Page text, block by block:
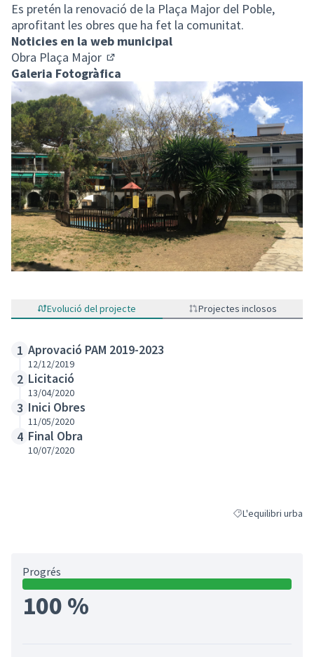
Es pretén la renovació de la Plaça Major del Poble,
aprofitant les obres que ha fet la comunitat.
Noticies en la web municipal
Obra Plaça Major
(Enllaç extern)
Galeria Fotogràfica
Evolució del projecte Projectes inclosos
1 Aprovació PAM 2019-2023
12/12/2019
2 Licitació
13/04/2020
3 Inici Obres
11/05/2020
4 Final Obra
10/07/2020
Resultats al filtrar
L'equilibri urba
Progrés
100 %